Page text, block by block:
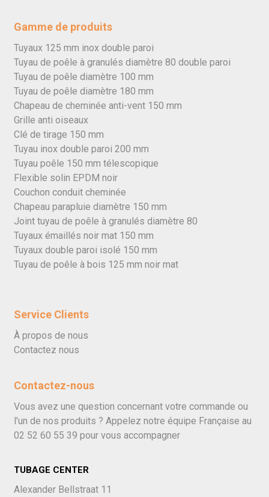
Gamme de produits
Tuyaux 125 mm inox double paroi
Tuyau de poêle à granulés diamètre 80 double paroi
Tuyau de poêle diamètre 100 mm
Tuyau de poêle diamètre 180 mm
Chapeau de cheminée anti-vent 150 mm
Grille anti oiseaux
Clé de tirage 150 mm
Tuyau inox double paroi 200 mm
Tuyau poêle 150 mm télescopique
Flexible solin EPDM noir
Couchon conduit cheminée
Chapeau parapluie diamètre 150 mm
Joint tuyau de poêle à granulés diamètre 80
Tuyaux émaillés noir mat 150 mm
Tuyaux double paroi isolé 150 mm
Tuyau de poêle à bois 125 mm noir mat
Service Clients
À propos de nous
Contactez nous
Contactez-nous
Vous avez une question concernant votre commande ou
l'un de nos produits ? Appelez notre équipe Française au
02 52 60 55 39 pour vous accompagner
TUBAGE CENTER
Alexander Bellstraat 11